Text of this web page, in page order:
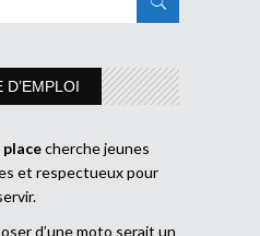
D’EMPLOI
cherche jeunes
et respectueux pour
d’une moto serait un